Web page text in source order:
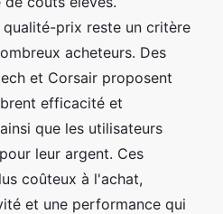
prix reste un critère
acheteurs. Des
et Corsair proposent
efficacité et
que les utilisateurs
leur argent. Ces
coûteux à l'achat,
et une performance qui